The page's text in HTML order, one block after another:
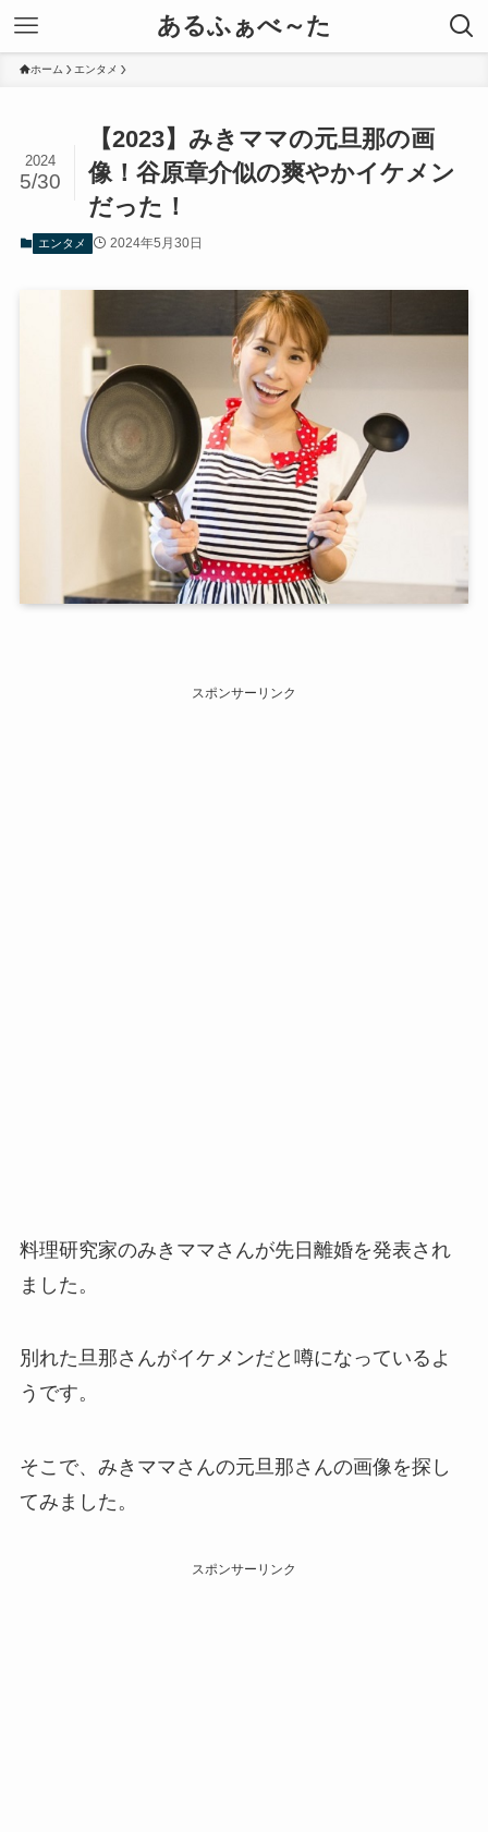
あるふぁべ～た
ホーム エンタメ
【2023】みきママの元旦那の画
像！谷原章介似の爽やかイケメン
だった！
2024
5/30
エンタメ 2024年5月30日
スポンサーリンク
料理研究家のみきママさんが先日離婚を発表され
ました。
別れた旦那さんがイケメンだと噂になっているよ
うです。
そこで、みきママさんの元旦那さんの画像を探し
てみました。
スポンサーリンク